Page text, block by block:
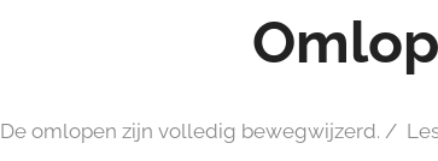
De omlopen zijn volledig bewegwijzerd. /